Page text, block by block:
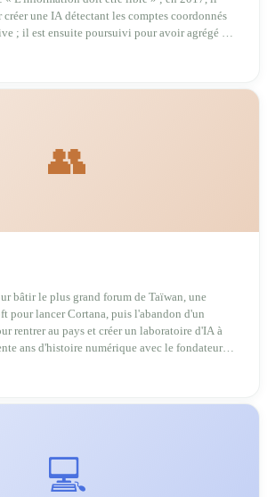
une IA détectant les comptes coordonnés
; il est ensuite poursuivi pour avoir agrégé des
lutter contre la désinformation. Une même
👥
bâtir le plus grand forum de Taïwan, une
pour lancer Cortana, puis l'abandon d'un
rentrer au pays et créer un laboratoire d'IA à
ans d'histoire numérique avec le fondateur
💻